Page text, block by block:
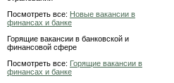
Посмотреть все: Новые вакансии в
финансах и банке
Горящие вакансии в банковской и
финансовой сфере
Посмотреть все: Горящие вакансии в
финансах и банке